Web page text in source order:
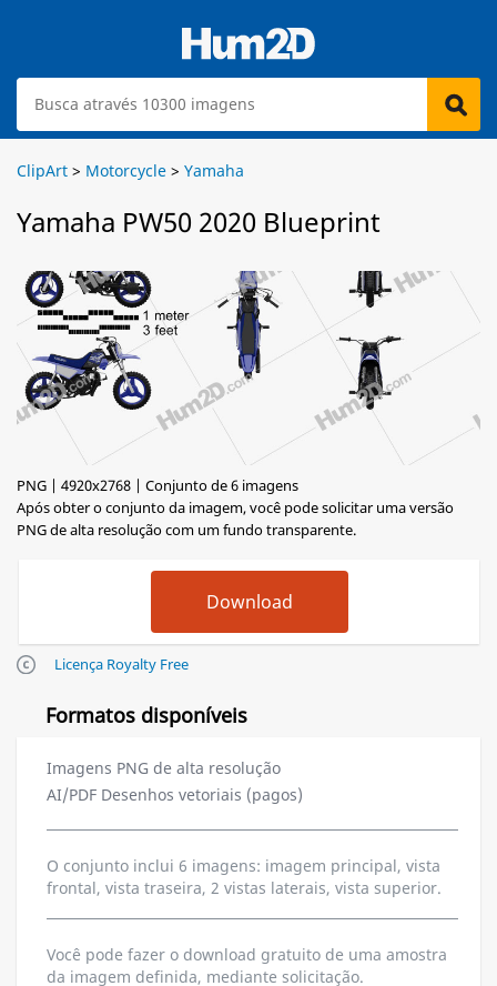
ClipArt > Motorcycle > Yamaha
Yamaha PW50 2020 Blueprint
PNG | 4920x2768 | Conjunto de 6 imagens
Após obter o conjunto da imagem, você pode solicitar uma versão
PNG de alta resolução com um fundo transparente.
Licença Royalty Free
Formatos disponíveis
Imagens PNG de alta resolução
AI/PDF Desenhos vetoriais (pagos)
O conjunto inclui 6 imagens: imagem principal, vista
frontal, vista traseira, 2 vistas laterais, vista superior.
Você pode fazer o download gratuito de uma amostra
da imagem definida, mediante solicitação.